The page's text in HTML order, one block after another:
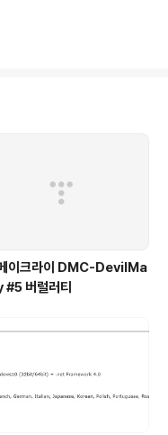
및 드
군요!
서 코
무리
를..
이크라이 DMC-DevilMa
버럴러티